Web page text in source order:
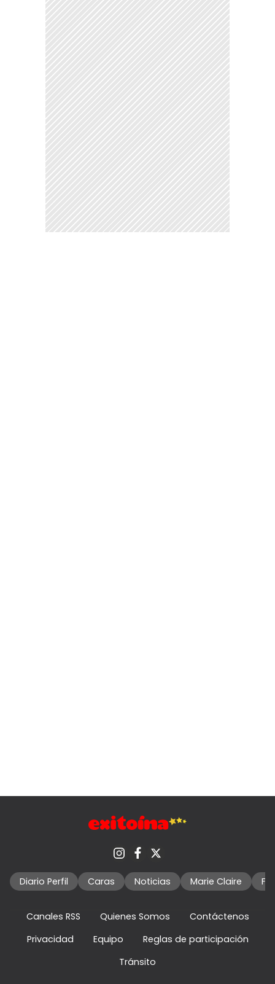
Diario Perfil Caras Noticias Marie Claire
Canales RSS Quienes Somos
Contáctenos
Privacidad
Equipo
Reglas de participación
Tránsito